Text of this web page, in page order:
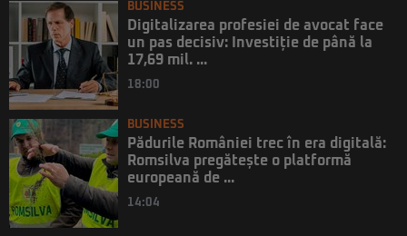
BUSINESS
Digitalizarea profesiei de avocat face
un pas decisiv: Investiție de până la
17,69 mil. ...
18:00
BUSINESS
Pădurile României trec în era digitală:
Romsilva pregătește o platformă
europeană de ...
14:04